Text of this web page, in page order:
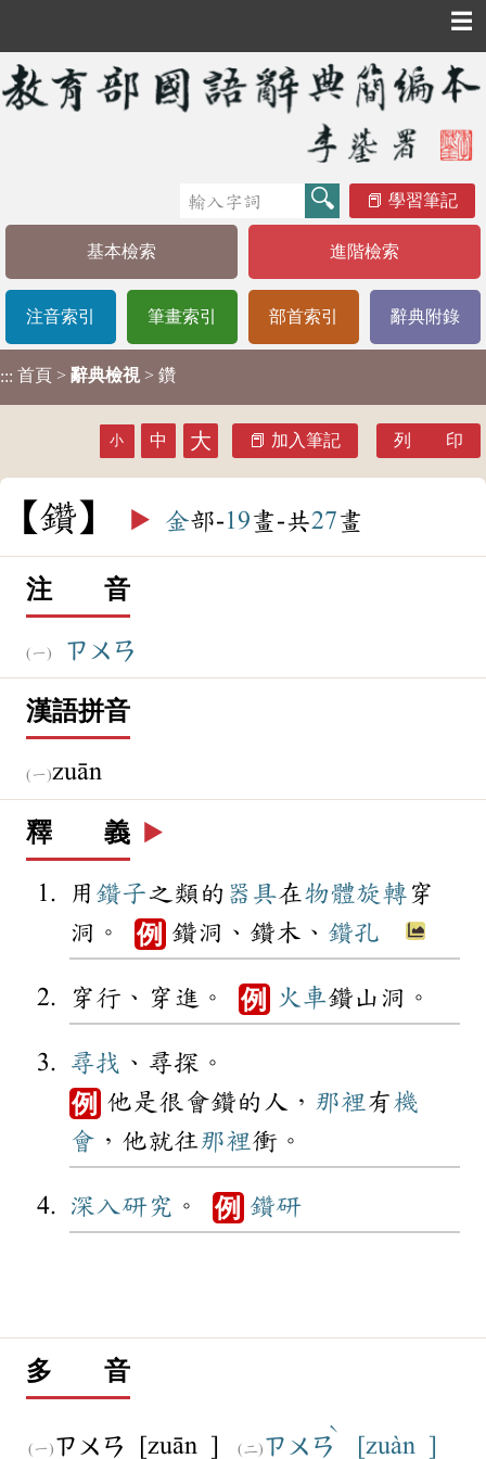
☰
學習筆記
基本檢索 進階檢索
注音索引 筆畫索引 部首索引 辭典附錄
::: 首頁 > 辭典檢視 > 鑽
小 中 大 加入筆記 列 印
鑽 ▶️ 金部-19畫-共27畫
注 音
ㄗㄨㄢ
漢語拼音
zuān
釋 義 ▶️
用 鑽子之類的 器具在 物體旋轉 穿
洞。 例 鑽洞、鑽木、 鑽孔
穿行、穿進。 例 火車鑽山洞。
尋找 、尋探。
例 他是很會鑽的人， 那裡 有機
會 ，他就往那裡衝。
深入研究 。 例 鑽研
多 音
ㄗㄨㄢ [zuān ] ㄗㄨㄢ
ˋ
[zuàn ]